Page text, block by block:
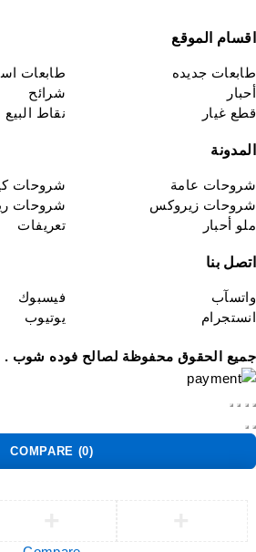
الموقع
جديده
طابعات
شرائح
غيار
نقاط البيع
عامة
شروحات
زيروكس
شروحات
أحبار
تعريفات
بنا
فيسبوك
يوتيوب
الحقوق محفوظة لصالح فوده شوب .
COMPARE (0)